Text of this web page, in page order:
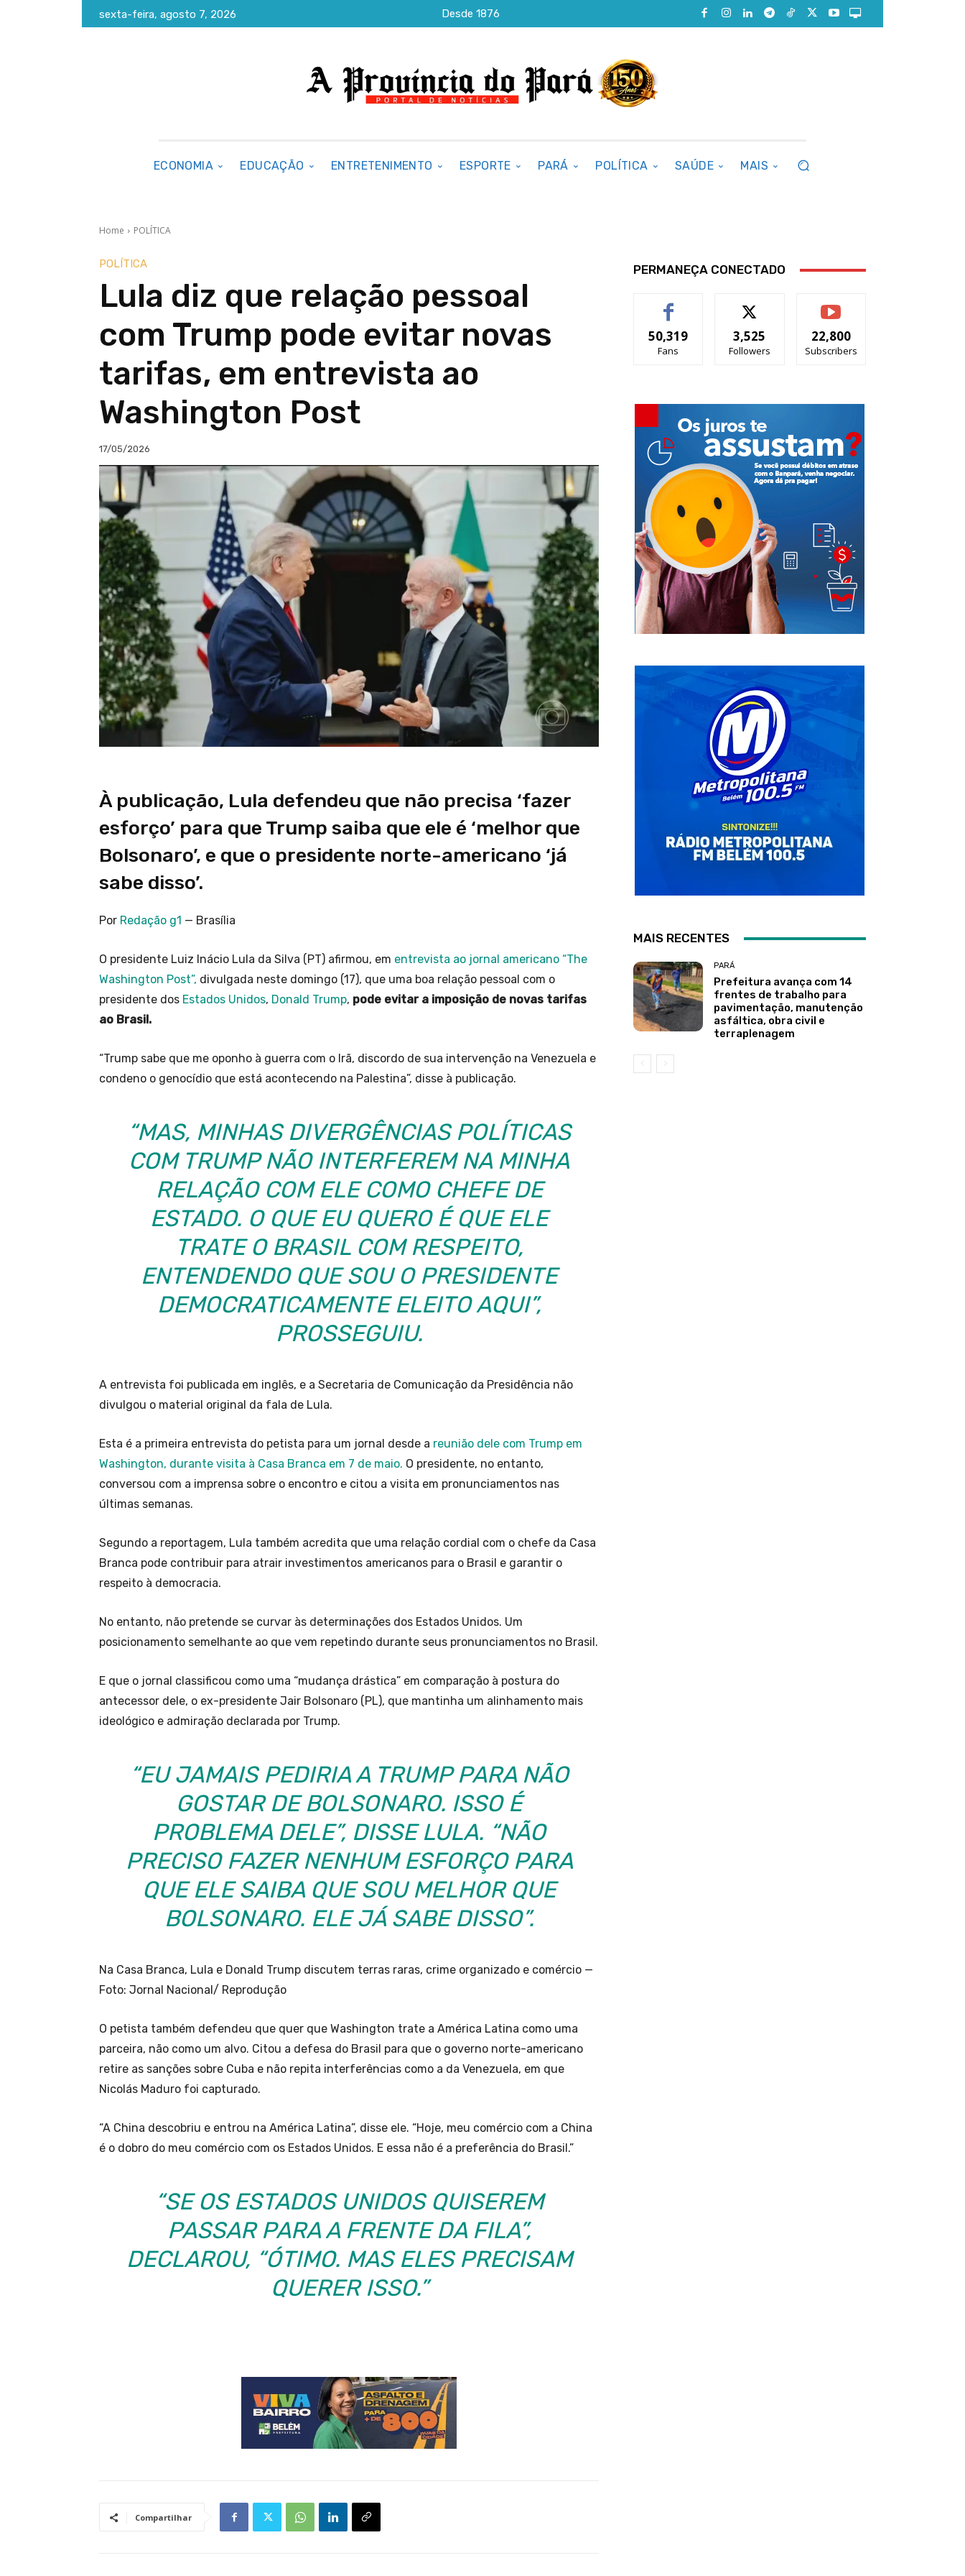
sexta-feira, agosto 7, 2026 Desde 1876
ECONOMIA EDUCAÇÃO ENTRETENIMENTO ESPORTE PARÁ POLÍTICA SAÚDE MAIS
Home POLÍTICA
POLÍTICA
Lula diz que relação pessoal
com Trump pode evitar novas
tarifas, em entrevista ao
Washington Post
17/05/2026
À publicação, Lula defendeu que não precisa ‘fazer
esforço’ para que Trump saiba que ele é ‘melhor que
Bolsonaro’, e que o presidente norte-americano ‘já
sabe disso’.
Por Redação g1 — Brasília
O presidente Luiz Inácio Lula da Silva (PT) afirmou, em entrevista ao jornal americano “The
Washington Post”, divulgada neste domingo (17), que uma boa relação pessoal com o
presidente dos Estados Unidos, Donald Trump, pode evitar a imposição de novas tarifas
ao Brasil.
“Trump sabe que me oponho à guerra com o Irã, discordo de sua intervenção na Venezuela e
condeno o genocídio que está acontecendo na Palestina”, disse à publicação.
“MAS, MINHAS DIVERGÊNCIAS POLÍTICAS
COM TRUMP NÃO INTERFEREM NA MINHA
RELAÇÃO COM ELE COMO CHEFE DE
ESTADO. O QUE EU QUERO É QUE ELE
TRATE O BRASIL COM RESPEITO,
ENTENDENDO QUE SOU O PRESIDENTE
DEMOCRATICAMENTE ELEITO AQUI”,
PROSSEGUIU.
A entrevista foi publicada em inglês, e a Secretaria de Comunicação da Presidência não
divulgou o material original da fala de Lula.
Esta é a primeira entrevista do petista para um jornal desde a reunião dele com Trump em
Washington, durante visita à Casa Branca em 7 de maio. O presidente, no entanto,
conversou com a imprensa sobre o encontro e citou a visita em pronunciamentos nas
últimas semanas.
Segundo a reportagem, Lula também acredita que uma relação cordial com o chefe da Casa
Branca pode contribuir para atrair investimentos americanos para o Brasil e garantir o
respeito à democracia.
No entanto, não pretende se curvar às determinações dos Estados Unidos. Um
posicionamento semelhante ao que vem repetindo durante seus pronunciamentos no Brasil.
E que o jornal classificou como uma “mudança drástica” em comparação à postura do
antecessor dele, o ex-presidente Jair Bolsonaro (PL), que mantinha um alinhamento mais
ideológico e admiração declarada por Trump.
“EU JAMAIS PEDIRIA A TRUMP PARA NÃO
GOSTAR DE BOLSONARO. ISSO É
PROBLEMA DELE”, DISSE LULA. “NÃO
PRECISO FAZER NENHUM ESFORÇO PARA
QUE ELE SAIBA QUE SOU MELHOR QUE
BOLSONARO. ELE JÁ SABE DISSO”.
Na Casa Branca, Lula e Donald Trump discutem terras raras, crime organizado e comércio —
Foto: Jornal Nacional/ Reprodução
O petista também defendeu que quer que Washington trate a América Latina como uma
parceira, não como um alvo. Citou a defesa do Brasil para que o governo norte-americano
retire as sanções sobre Cuba e não repita interferências como a da Venezuela, em que
Nicolás Maduro foi capturado.
“A China descobriu e entrou na América Latina”, disse ele. “Hoje, meu comércio com a China
é o dobro do meu comércio com os Estados Unidos. E essa não é a preferência do Brasil.”
“SE OS ESTADOS UNIDOS QUISEREM
PASSAR PARA A FRENTE DA FILA”,
DECLAROU, “ÓTIMO. MAS ELES PRECISAM
QUERER ISSO.”
Compartilhar
PERMANEÇA CONECTADO
50,319
Fans
3,525
Followers
22,800
Subscribers
MAIS RECENTES
PARÁ
Prefeitura avança com 14
frentes de trabalho para
pavimentação, manutenção
asfáltica, obra civil e
terraplenagem